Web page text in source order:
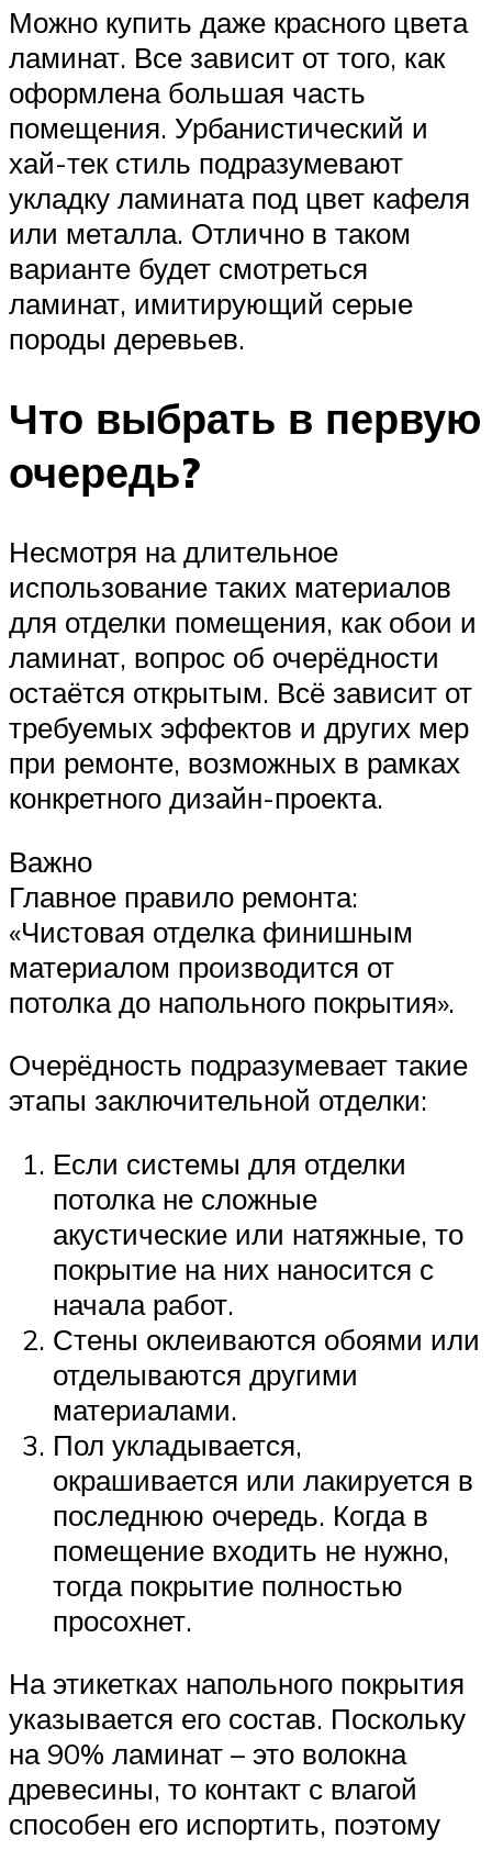
Можно купить даже красного цвета
ламинат. Все зависит от того, как
оформлена большая часть
помещения. Урбанистический и
хай-тек стиль подразумевают
укладку ламината под цвет кафеля
или металла. Отлично в таком
варианте будет смотреться
ламинат, имитирующий серые
породы деревьев.
Что выбрать в первую
очередь?
Несмотря на длительное
использование таких материалов
для отделки помещения, как обои и
ламинат, вопрос об очерёдности
остаётся открытым. Всё зависит от
требуемых эффектов и других мер
при ремонте, возможных в рамках
конкретного дизайн-проекта.
Важно
Главное правило ремонта:
«Чистовая отделка финишным
материалом производится от
потолка до напольного покрытия».
Очерёдность подразумевает такие
этапы заключительной отделки:
Если системы для отделки
потолка не сложные
акустические или натяжные, то
покрытие на них наносится с
начала работ.
Стены оклеиваются обоями или
отделываются другими
материалами.
Пол укладывается,
окрашивается или лакируется в
последнюю очередь. Когда в
помещение входить не нужно,
тогда покрытие полностью
просохнет.
На этикетках напольного покрытия
указывается его состав. Поскольку
на 90% ламинат – это волокна
древесины, то контакт с влагой
способен его испортить, поэтому